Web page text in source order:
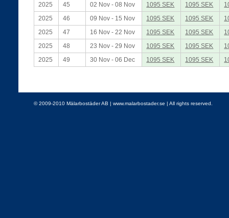
2025 45 02 Nov - 08 Nov 1095 SEK 1095 SEK
2025
46 09 Nov - 15 Nov 1095 SEK 1095 SEK
2025
47 16 Nov - 22 Nov 1095 SEK 1095 SEK
2025
48 23 Nov - 29 Nov 1095 SEK 1095 SEK
2025
49 30 Nov - 06 Dec 1095 SEK 1095 SEK
© 2009-2010 Mälarbostäder AB | www.malarbostader.se | All rights reserved.